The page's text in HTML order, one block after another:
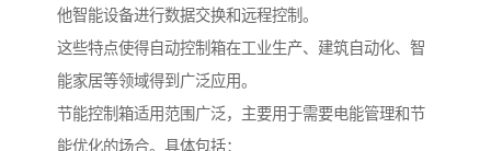
他智能设备进行数据交换和远程控制。
这些特点使得自动控制箱在工业生产、建筑自动化、智
能家居等领域得到广泛应用。
节能控制箱适用范围广泛，主要用于需要电能管理和节
能优化的场合。具体包括：